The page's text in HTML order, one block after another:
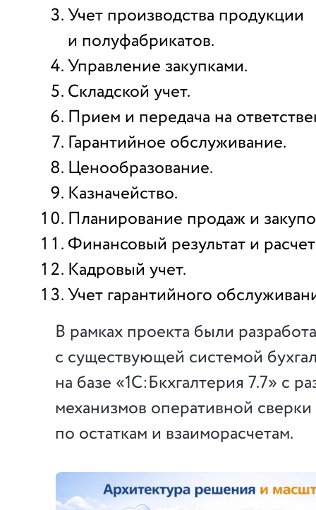
Учет производства продукции
и полуфабрикатов.
Управление закупками.
Складской учет.
Прием и передача на
Гарантийное обслуживание.
Ценообразование.
Казначейство.
Планирование продаж и
Финансовый результат и
Кадровый учет.
Учет гарантийного
В рамках проекта были
с существующей системой
на базе «1С:Бкхгалтерия 7.7» с
механизмов оперативной
по остаткам и взаиморасчетам.